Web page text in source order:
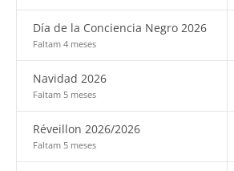
Día de la Conciencia Negro 2026
Faltam 4 meses
Navidad 2026
Faltam 5 meses
Réveillon 2026/2026
Faltam 5 meses